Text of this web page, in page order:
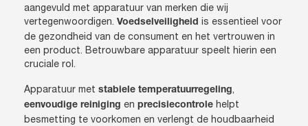
aangevuld met apparatuur van merken die wij
vertegenwoordigen. Voedselveiligheid is essentieel voor
de gezondheid van de consument en het vertrouwen in
een product. Betrouwbare apparatuur speelt hierin een
cruciale rol.
Apparatuur met stabiele temperatuurregeling ,
eenvoudige reiniging en precisiecontrole helpt
besmetting te voorkomen en verlengt de houdbaarheid